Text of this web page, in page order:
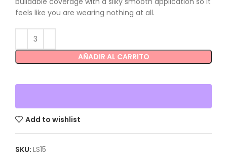
feels like you are wearing nothing at all.
AÑADIR AL CARRITO
Add to wishlist
SKU: LS15